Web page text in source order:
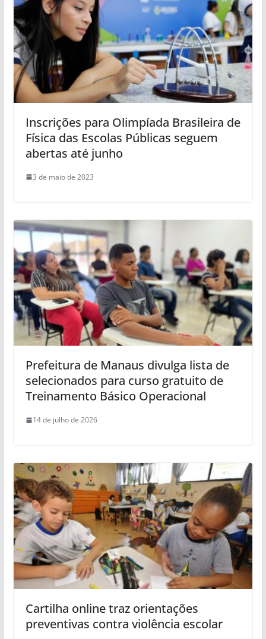
Inscrições para Olimpíada Brasileira de
Física das Escolas Públicas seguem
abertas até junho
3 de maio de 2023
Prefeitura de Manaus divulga lista de
selecionados para curso gratuito de
Treinamento Básico Operacional
14 de julho de 2026
Cartilha online traz orientações
preventivas contra violência escolar